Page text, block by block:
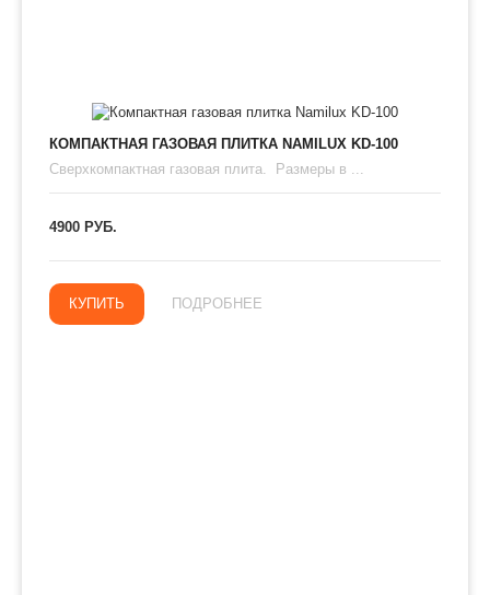
КОМПАКТНАЯ ГАЗОВАЯ ПЛИТКА NAMILUX KD-100
Сверхкомпактная газовая плита. Размеры в ...
4900 РУБ.
КУПИТЬ ПОДРОБНЕЕ